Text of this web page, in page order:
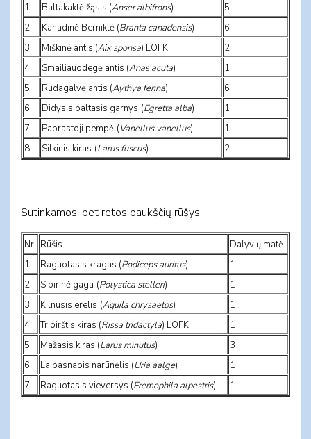
1.
Baltakaktė žąsis (Anser albifrons)
5
2.
Kanadinė Berniklė (Branta canadensis)
6
3.
Miškinė antis (Aix sponsa) LOFK
2
4.
Smailiauodegė antis (Anas acuta)
1
5.
Rudagalvė antis (Aythya ferina)
6
6.
Didysis baltasis garnys (Egretta alba)
1
7.
Paprastoji pempė (Vanellus vanellus)
1
8.
Silkinis kiras (Larus fuscus) 2
Sutinkamos, bet retos paukščių rūšys:
Nr. Rūšis
Dalyvių matė
1.
Raguotasis kragas (Podiceps auritus)
1
2. Sibirinė gaga (Polystica stelleri)
1
3.
Kilnusis erelis (Aquila chrysaetos)
1
4.
Tripirštis kiras (Rissa tridactyla) LOFK
1
5.
Mažasis kiras (Larus minutus)
3
6.
Laibasnapis narūnėlis (Uria aalge)
1
7.
Raguotasis vieversys (Eremophila alpestris) 1